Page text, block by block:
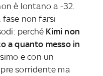
è lontano a -32.
non farsi
perché Kimi non
a quanto messo in
e con un
sorridente ma